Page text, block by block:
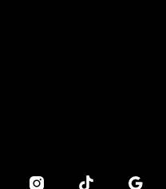
fue algo incómodo